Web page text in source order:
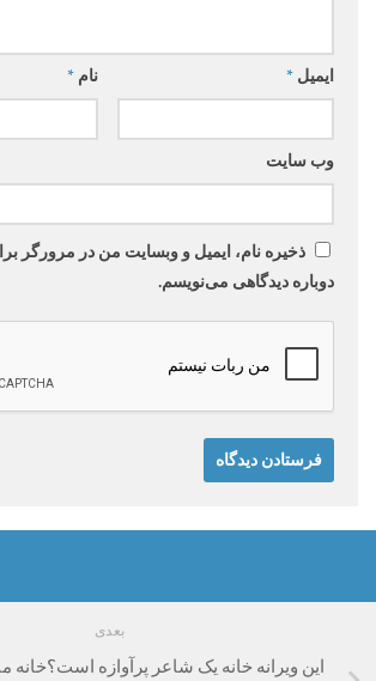
نام * ایمیل *
وب‌ سایت
ذخیره نام، ایمیل و وبسایت من در مرورگر
دوباره دیدگاهی می‌نویسم.
بعدی
این ویرانه خانه یک شاعر پرآوازه